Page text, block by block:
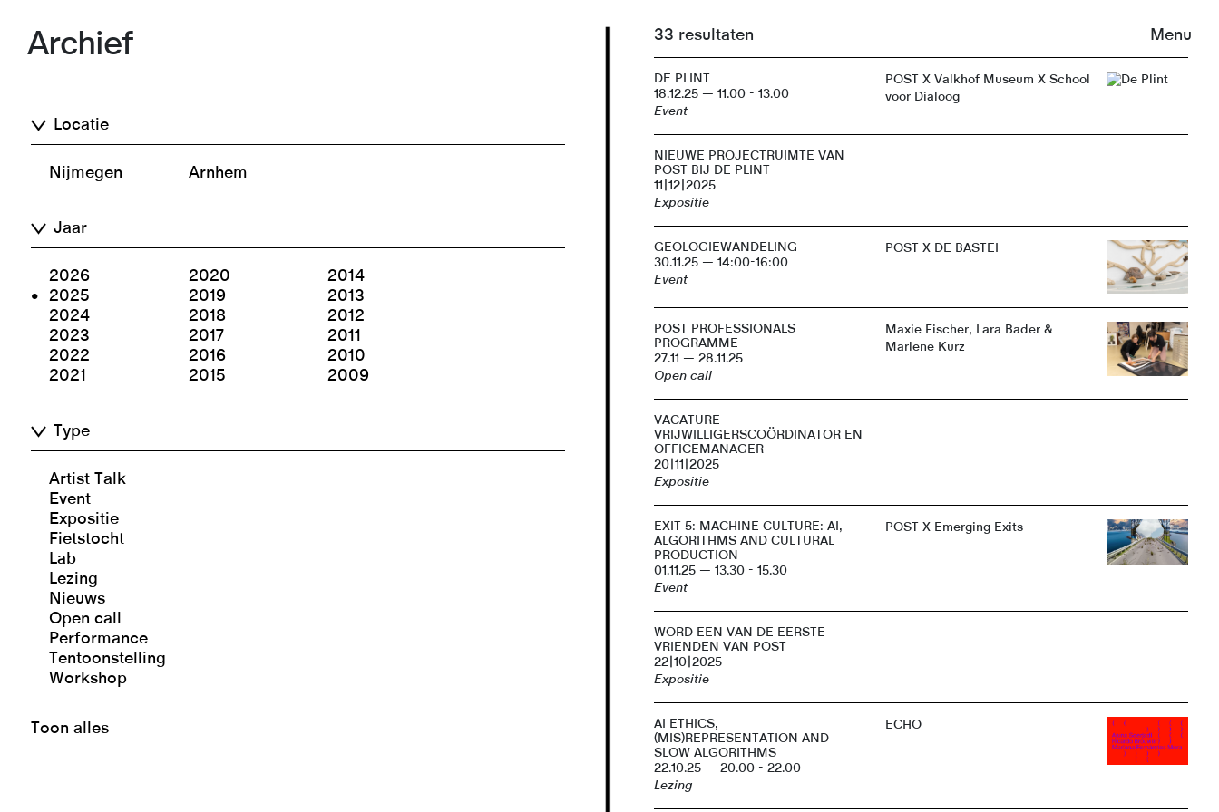
Menu
Archief
Locatie
Nijmegen Arnhem
Jaar
2026
2025
2024
2023
2022
2021
2020
2019
2018
2017
2016
2015
2014
2013
2012
2011
2010
2009
Type
Artist Talk
Event
Expositie
Fietstocht
Lab
Lezing
Nieuws
Open call
Performance
Tentoonstelling
Workshop
Toon alles
33 resultaten
DE PLINT
18.12.25 — 11.00 - 13.00
Event
POST X Valkhof Museum X School
voor Dialoog
NIEUWE PROJECTRUIMTE VAN
POST BIJ DE PLINT
11|12|2025
Expositie
GEOLOGIEWANDELING
30.11.25 — 14:00-16:00
Event
POST X DE BASTEI
POST PROFESSIONALS
PROGRAMME
27.11 — 28.11.25
Open call
Maxie Fischer, Lara Bader &
Marlene Kurz
VACATURE
VRIJWILLIGERSCOÖRDINATOR EN
OFFICEMANAGER
20|11|2025
Expositie
EXIT 5: MACHINE CULTURE: AI,
ALGORITHMS AND CULTURAL
PRODUCTION
01.11.25 — 13.30 - 15.30
Event
POST X Emerging Exits
WORD EEN VAN DE EERSTE
VRIENDEN VAN POST
22|10|2025
Expositie
AI ETHICS,
(MIS)REPRESENTATION AND
SLOW ALGORITHMS
22.10.25 — 20.00 - 22.00
Lezing
ECHO